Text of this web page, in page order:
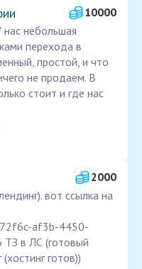
10000
нас небольшая
перехода в
простой, и что
не продаем. В
стоит и где нас
2000
вот ссылка на
af3b-4450-
в ЛС (готовый
(хостинг готов))